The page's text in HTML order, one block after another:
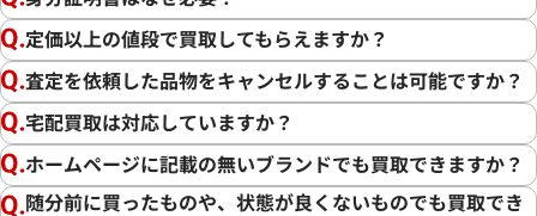
定価以上の値段で買取してもらえますか？
査定を依頼した品物をキャンセルすることは可能ですか？
宅配買取は対応していますか？
ホームページに記載の無いブランドでも買取できますか？
随分前に買ったものや、状態が良くないものでも買取でき